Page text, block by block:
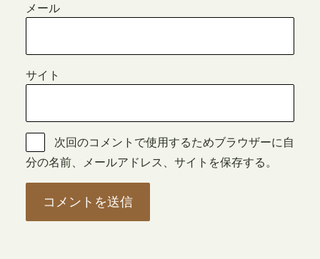
メール
サイト
次回のコメントで使用するためブラウザーに自
分の名前、メールアドレス、サイトを保存する。